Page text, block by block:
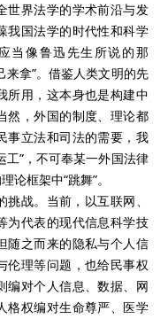
世界法学的学术前沿与发
我国法学的时代性和科学
当像鲁迅先生所说的那
来拿”。借鉴人类文明的先
所用，这本身也是构建中
然，外国的制度、理论都
事立法和司法的需要，我
工”，不可奉某一外国法律
论框架中“跳舞”。
战。当前，以互联网、
为代表的现代信息科学技
随之而来的隐私与个人信
伦理等问题，也给民事权
编对个人信息、数据、网
格权编对生命尊严、医学